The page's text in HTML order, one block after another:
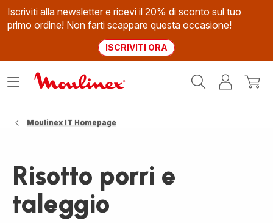
Iscriviti alla newsletter e ricevi il 20% di sconto sul tuo
primo ordine! Non farti scappare questa occasione!
ISCRIVITI ORA
Il
Apri
Moulinex IT Homepage
Risotto porri e
taleggio